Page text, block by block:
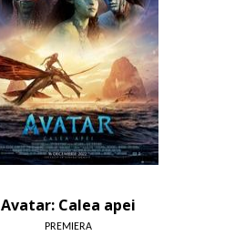
Avatar: Calea apei
PREMIERA